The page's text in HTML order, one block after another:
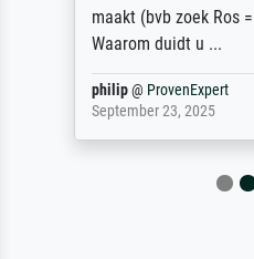
maakt (bvb zoek Ros
Waarom duidt u ...
philip@ ProvenExpert
September 23, 2025